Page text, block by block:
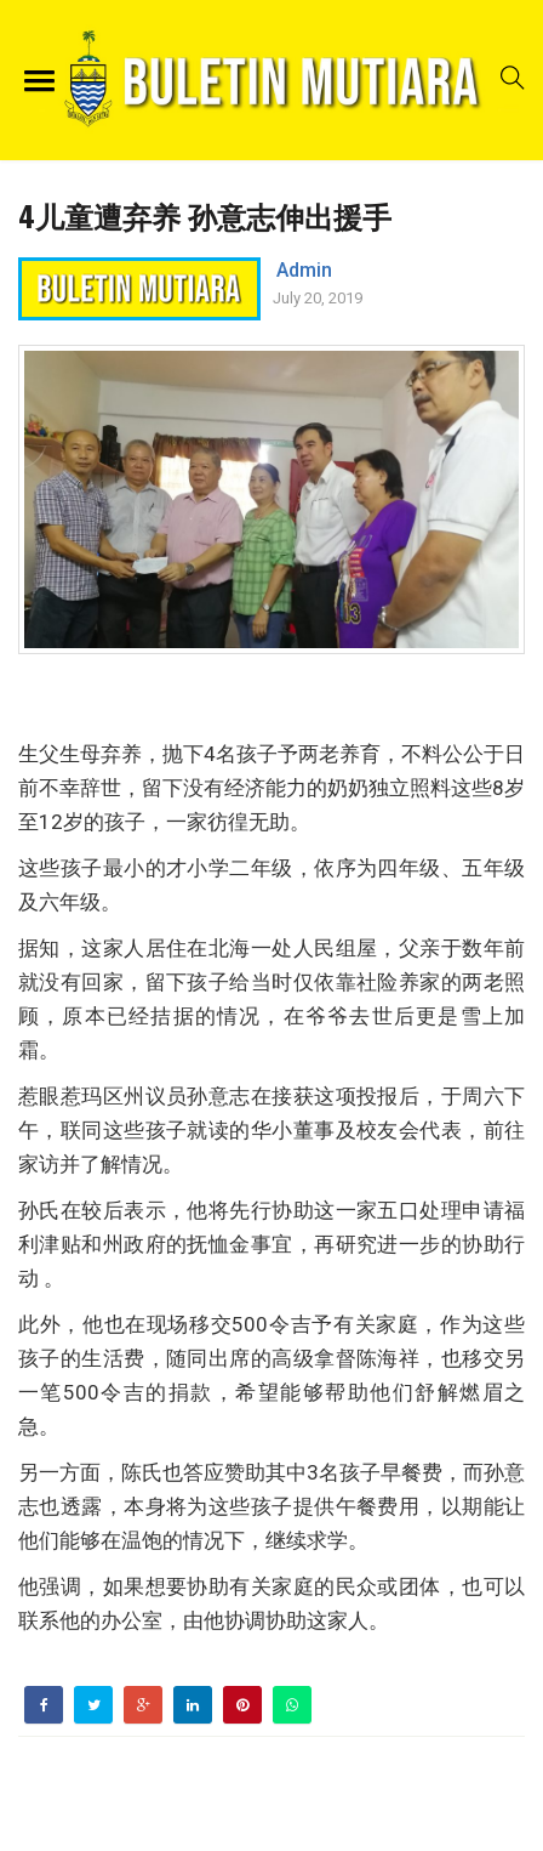
4儿童遭弃养 孙意志伸出援手
Admin
July 20, 2019
生父生母弃养，抛下4名孩子予两老养育，不料公公于日
前不幸辞世，留下没有经济能力的奶奶独立照料这些8岁
至12岁的孩子，一家彷徨无助。
这些孩子最小的才小学二年级，依序为四年级、五年级
及六年级。
据知，这家人居住在北海一处人民组屋，父亲于数年前
就没有回家，留下孩子给当时仅依靠社险养家的两老照
顾，原本已经拮据的情况，在爷爷去世后更是雪上加
霜。
惹眼惹玛区州议员孙意志在接获这项投报后，于周六下
午，联同这些孩子就读的华小董事及校友会代表，前往
家访并了解情况。
孙氏在较后表示，他将先行协助这一家五口处理申请福
利津贴和州政府的抚恤金事宜，再研究进一步的协助行
动 。
此外，他也在现场移交500令吉予有关家庭，作为这些
孩子的生活费，随同出席的高级拿督陈海祥，也移交另
一笔500令吉的捐款，希望能够帮助他们舒解燃眉之
急。
另一方面，陈氏也答应赞助其中3名孩子早餐费，而孙意
志也透露，本身将为这些孩子提供午餐费用，以期能让
他们能够在温饱的情况下，继续求学。
他强调，如果想要协助有关家庭的民众或团体，也可以
联系他的办公室，由他协调协助这家人。